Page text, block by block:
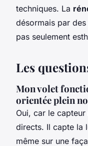
techniques. La
désormais par
pas seulement
Les
Mon volet
orientée plein
Oui, car le
directs. Il capte la
même sur une